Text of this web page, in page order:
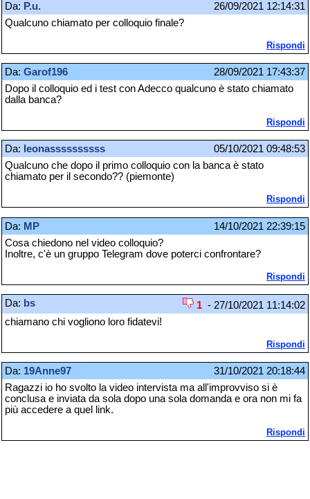
Da: P.u.
26/09/2021 12:14:31
Qualcuno chiamato per colloquio finale?
Rispondi
Da: Garof196
28/09/2021 17:43:37
Dopo il colloquio ed i test con Adecco qualcuno è stato chiamato
dalla banca?
Rispondi
Da: leonassssssssss
05/10/2021 09:48:53
Qualcuno che dopo il primo colloquio con la banca è stato
chiamato per il secondo?? (piemonte)
Rispondi
Da: MP
14/10/2021 22:39:15
Cosa chiedono nel video colloquio?
Inoltre, c'è un gruppo Telegram dove poterci confrontare?
Rispondi
Da: bs 1 - 27/10/2021 11:14:02
chiamano chi vogliono loro fidatevi!
Rispondi
Da: 19Anne97
31/10/2021 20:18:44
Ragazzi io ho svolto la video intervista ma all'improvviso si è
conclusa e inviata da sola dopo una sola domanda e ora non mi fa
più accedere a quel link.
Rispondi